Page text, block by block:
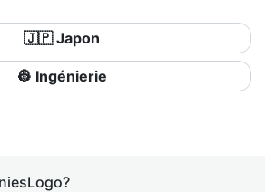
🇯🇵 Japon
👷 Ingénierie